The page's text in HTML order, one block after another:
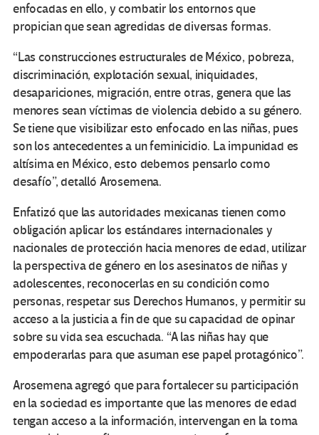
enfocadas en ello, y combatir los entornos que
propician que sean agredidas de diversas formas.
“Las construcciones estructurales de México, pobreza,
discriminación, explotación sexual, iniquidades,
desapariciones, migración, entre otras, genera que las
menores sean víctimas de violencia debido a su género.
Se tiene que visibilizar esto enfocado en las niñas, pues
son los antecedentes a un feminicidio. La impunidad es
altísima en México, esto debemos pensarlo como
desafío”, detalló Arosemena.
Enfatizó que las autoridades mexicanas tienen como
obligación aplicar los estándares internacionales y
nacionales de protección hacia menores de edad, utilizar
la perspectiva de género en los asesinatos de niñas y
adolescentes, reconocerlas en su condición como
personas, respetar sus Derechos Humanos, y permitir su
acceso a la justicia a fin de que su capacidad de opinar
sobre su vida sea escuchada. “A las niñas hay que
empoderarlas para que asuman ese papel protagónico”.
Arosemena agregó que para fortalecer su participación
en la sociedad es importante que las menores de edad
tengan acceso a la información, intervengan en la toma